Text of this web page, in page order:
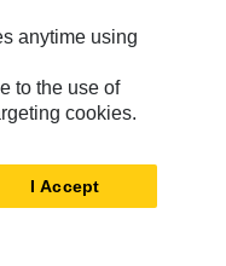
anytime using
to the use of
cookies.
I Accept